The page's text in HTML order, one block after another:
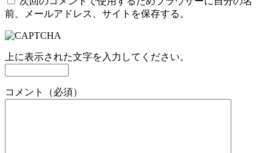
前、メールアドレス、サイトを保存する。
上に表示された文字を入力してください。
コメント（必須）